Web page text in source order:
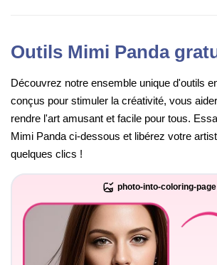
Outils Mimi Panda
Découvrez notre ensemble unique d'outils
conçus pour stimuler la créativité, vous
rendre l'art amusant et facile pour tous.
Mimi Panda ci-dessous et libérez votre
quelques clics !
photo-into-coloring-page